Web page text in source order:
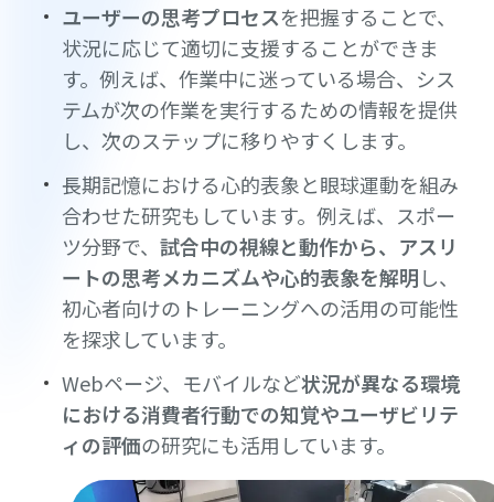
ユーザーの思考プロセスを把握することで、
状況に応じて適切に支援することができま
す。例えば、作業中に迷っている場合、シス
テムが次の作業を実行するための情報を提供
し、次のステップに移りやすくします。
長期記憶における心的表象と眼球運動を組み
合わせた研究もしています。例えば、スポー
ツ分野で、 試合中の視線と動作から、アスリ
ートの思考メカニズムや心的表象を解明し、
初心者向けのトレーニングへの活用の可能性
を探求しています。
Webページ、モバイルなど状況が異なる環境
における消費者行動での知覚やユーザビリテ
ィの評価の研究にも活用しています。